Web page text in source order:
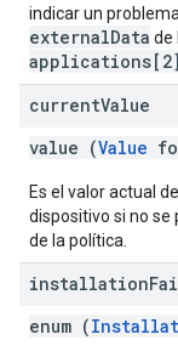
indicar un
externalData de
currentValue
value (Value
Es el valor actual
dispositivo si no
de la política.
installation
enum (